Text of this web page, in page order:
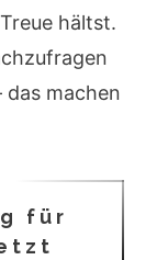
hältst.
das machen
für